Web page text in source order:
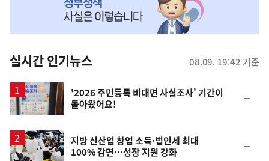
뉴
스
실시간 인기뉴스 08.09. 19:42 기준
'2026 주민등록 비대면 사실조사' 기간이
돌아왔어요!
일
지방 신산업 창업 소득·법인세 최대
100% 감면…성장 지원 강화